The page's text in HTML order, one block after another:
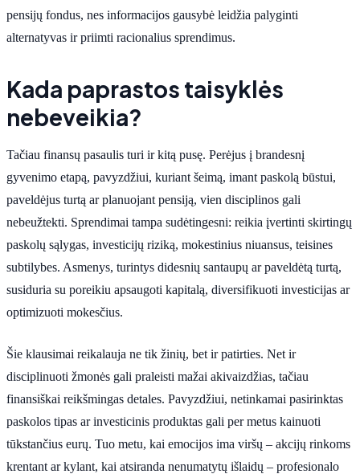
pensijų fondus, nes informacijos gausybė leidžia palyginti
alternatyvas ir priimti racionalius sprendimus.
Kada paprastos taisyklės
nebeveikia?
Tačiau finansų pasaulis turi ir kitą pusę. Perėjus į brandesnį
gyvenimo etapą, pavyzdžiui, kuriant šeimą, imant paskolą būstui,
paveldėjus turtą ar planuojant pensiją, vien disciplinos gali
nebeužtekti. Sprendimai tampa sudėtingesni: reikia įvertinti skirtingų
paskolų sąlygas, investicijų riziką, mokestinius niuansus, teisines
subtilybes. Asmenys, turintys didesnių santaupų ar paveldėtą turtą,
susiduria su poreikiu apsaugoti kapitalą, diversifikuoti investicijas ar
optimizuoti mokesčius.
Šie klausimai reikalauja ne tik žinių, bet ir patirties. Net ir
disciplinuoti žmonės gali praleisti mažai akivaizdžias, tačiau
finansiškai reikšmingas detales. Pavyzdžiui, netinkamai pasirinktas
paskolos tipas ar investicinis produktas gali per metus kainuoti
tūkstančius eurų. Tuo metu, kai emocijos ima viršų – akcijų rinkoms
krentant ar kylant, kai atsiranda nenumatytų išlaidų – profesionalo